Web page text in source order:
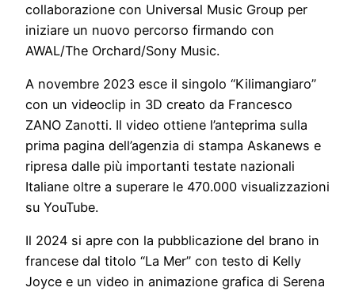
collaborazione con Universal Music Group per
iniziare un nuovo percorso firmando con
AWAL/The Orchard/Sony Music.
A novembre 2023 esce il singolo “Kilimangiaro”
con un videoclip in 3D creato da Francesco
ZANO Zanotti. Il video ottiene l’anteprima sulla
prima pagina dell’agenzia di stampa Askanews e
ripresa dalle più importanti testate nazionali
Italiane oltre a superare le 470.000 visualizzazioni
su YouTube.
Il 2024 si apre con la pubblicazione del brano in
francese dal titolo “La Mer” con testo di Kelly
Joyce e un video in animazione grafica di Serena